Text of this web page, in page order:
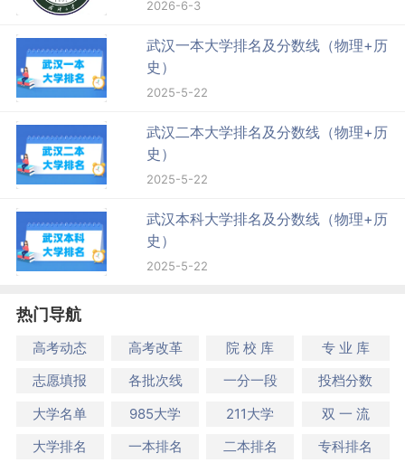
2026-6-3
武汉一本大学排名及分数线（物理+历
史）
2025-5-22
武汉二本大学排名及分数线（物理+历
史）
2025-5-22
武汉本科大学排名及分数线（物理+历
史）
2025-5-22
热门导航
高考动态 高考改革 院 校 库
专 业 库
志愿填报
各批次线 一分一段
投档分数
大学名单
985大学 211大学
双 一 流
大学排名
一本排名 二本排名 专科排名